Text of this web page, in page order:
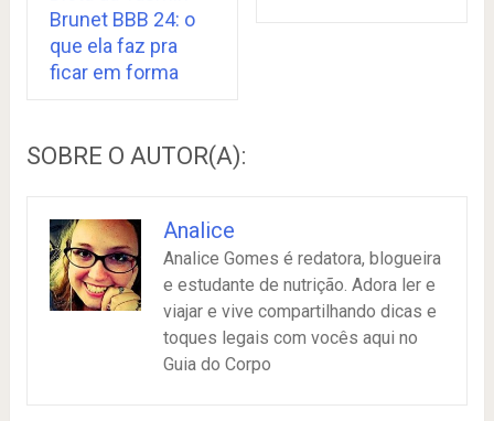
Brunet BBB 24: o
que ela faz pra
ficar em forma
SOBRE O AUTOR(A):
Analice
Analice Gomes é redatora, blogueira
e estudante de nutrição. Adora ler e
viajar e vive compartilhando dicas e
toques legais com vocês aqui no
Guia do Corpo